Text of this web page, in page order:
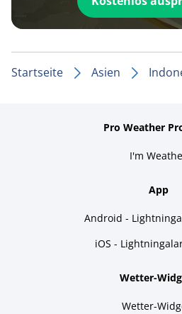
Startseite Asien
Pro Weather
I'm
App
Android -
iOS -
Wetter-
Wetter-